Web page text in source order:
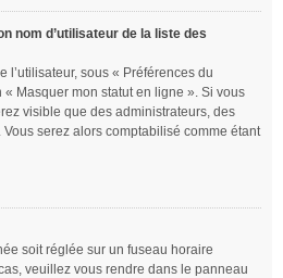
nom d’utilisateur de la liste des
l’utilisateur, sous « Préférences du
« Masquer mon statut en ligne ». Si vous
visible que des administrateurs, des
serez alors comptabilisé comme étant
soit réglée sur un fuseau horaire
veuillez vous rendre dans le panneau